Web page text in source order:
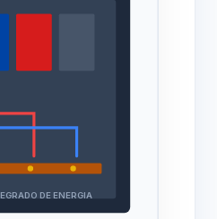
DE ENERGIA